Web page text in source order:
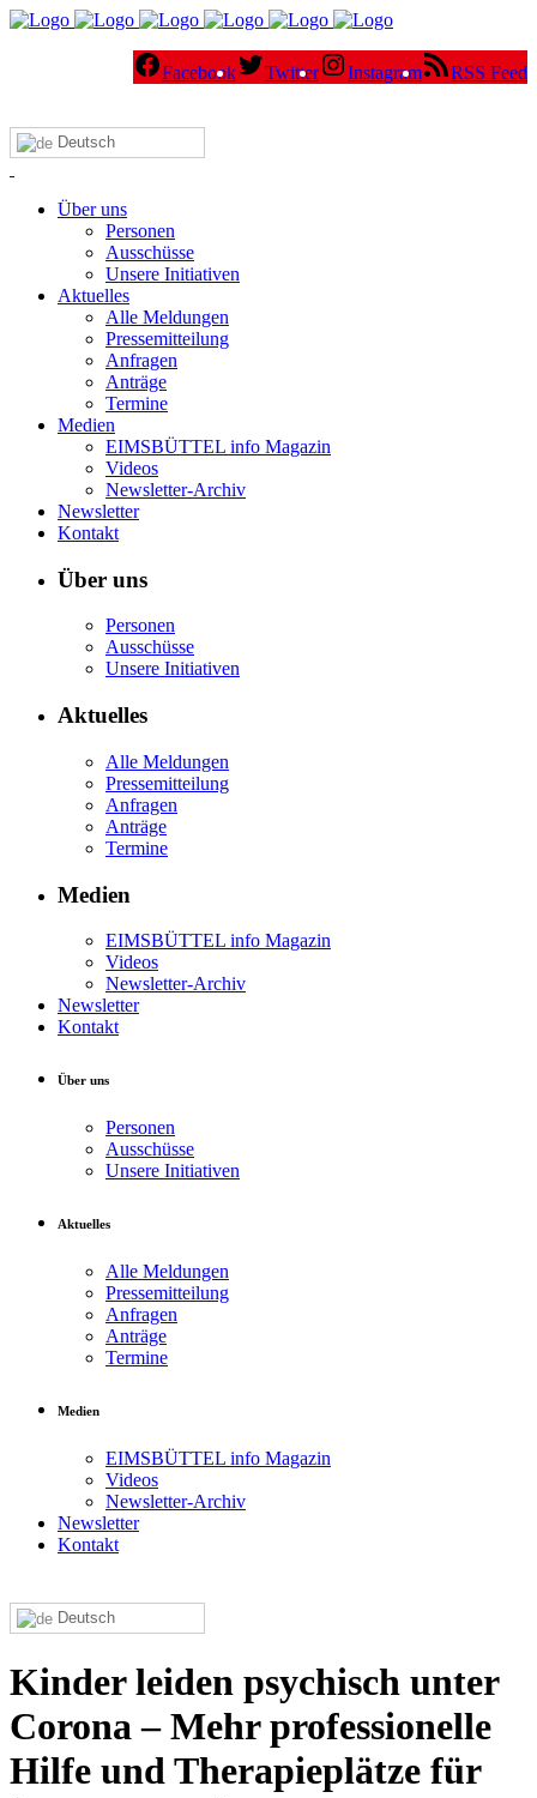
Facebook Twitter Instagram RSS Feed
Deutsch
Über uns
Personen
Ausschüsse
Unsere Initiativen
Aktuelles
Alle Meldungen
Pressemitteilung
Anfragen
Anträge
Termine
Medien
EIMSBÜTTEL info Magazin
Videos
Newsletter-Archiv
Newsletter
Kontakt
Über uns
Personen
Ausschüsse
Unsere Initiativen
Aktuelles
Alle Meldungen
Pressemitteilung
Anfragen
Anträge
Termine
Medien
EIMSBÜTTEL info Magazin
Videos
Newsletter-Archiv
Newsletter
Kontakt
Über uns
Personen
Ausschüsse
Unsere Initiativen
Aktuelles
Alle Meldungen
Pressemitteilung
Anfragen
Anträge
Termine
Medien
EIMSBÜTTEL info Magazin
Videos
Newsletter-Archiv
Newsletter
Kontakt
Deutsch
Kinder leiden psychisch unter
Corona – Mehr professionelle
Hilfe und Therapieplätze für